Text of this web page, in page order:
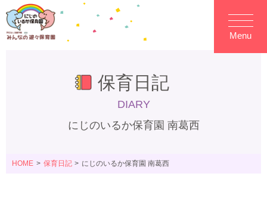
Menu
保育日記
DIARY
にじのいるか保育園 南葛西
HOME 保育日記 にじのいるか保育園 南葛西